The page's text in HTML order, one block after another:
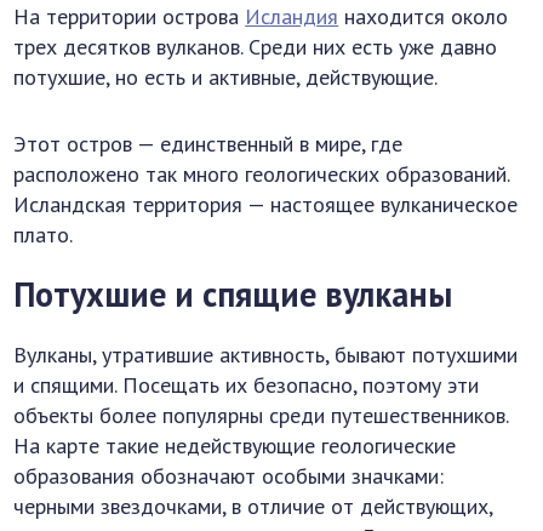
На территории острова Исландия находится около
трех десятков вулканов. Среди них есть уже давно
потухшие, но есть и активные, действующие.
Этот остров — единственный в мире, где
расположено так много геологических образований.
Исландская территория — настоящее вулканическое
плато.
Потухшие и спящие вулканы
Вулканы, утратившие активность, бывают потухшими
и спящими. Посещать их безопасно, поэтому эти
объекты более популярны среди путешественников.
На карте такие недействующие геологические
образования обозначают особыми значками:
черными звездочками, в отличие от действующих,